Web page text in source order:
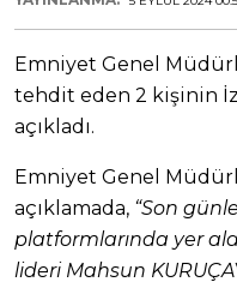
Emniyet Genel
tehdit eden 2 kişinin
açıkladı.
Emniyet Genel
açıklamada, “Son
platformlarında yer
lideri Mahsun